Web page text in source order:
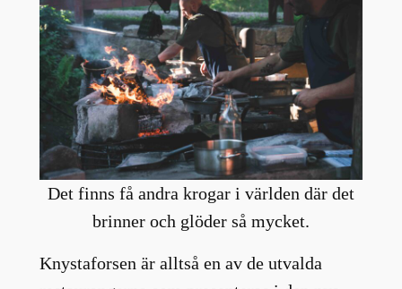
Det finns få andra krogar i världen där det
brinner och glöder så mycket.
Knystaforsen är alltså en av de utvalda